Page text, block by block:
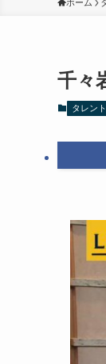
ホーム
千々
タレント